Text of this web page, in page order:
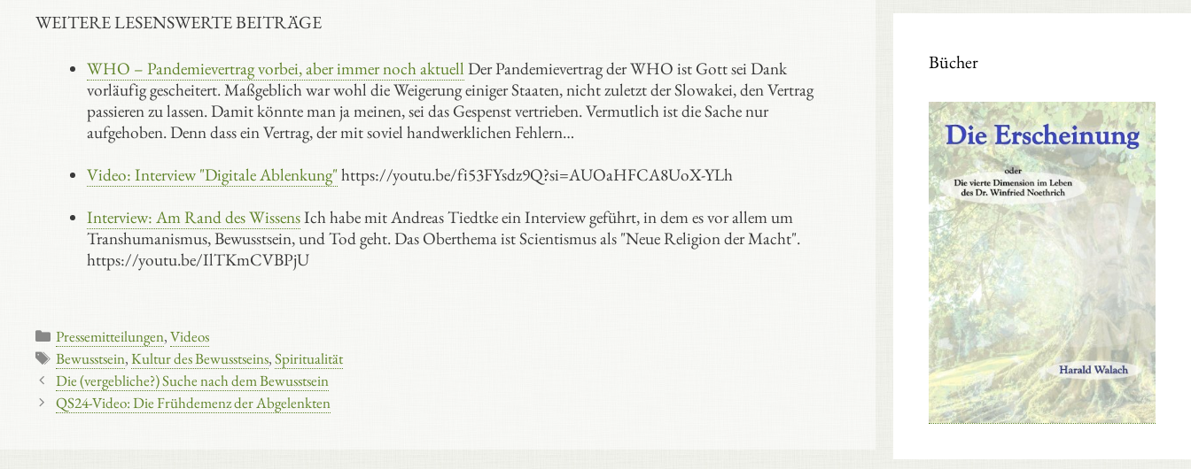
WEITERE LESENSWERTE BEITRÄGE
WHO – Pandemievertrag vorbei, aber immer noch aktuell Der Pandemievertrag der WHO ist Gott sei Dank
vorläufig gescheitert. Maßgeblich war wohl die Weigerung einiger Staaten, nicht zuletzt der Slowakei, den Vertrag
passieren zu lassen. Damit könnte man ja meinen, sei das Gespenst vertrieben. Vermutlich ist die Sache nur
aufgehoben. Denn dass ein Vertrag, der mit soviel handwerklichen Fehlern…
Video: Interview "Digitale Ablenkung" https://youtu.be/fi53FYsdz9Q?si=AUOaHFCA8UoX-YLh
Interview: Am Rand des WissensIch habe mit Andreas Tiedtke ein Interview geführt, in dem es vor allem um
Transhumanismus, Bewusstsein, und Tod geht. Das Oberthema ist Scientismus als "Neue Religion der Macht".
https://youtu.be/IlTKmCVBPjU
Kategorien
Pressemitteilungen,Videos
Schlagwörter
Bewusstsein,Kultur des Bewusstseins,Spiritualität
Die (vergebliche?) Suche nach dem Bewusstsein
QS24-Video: Die Frühdemenz der Abgelenkten
Bücher